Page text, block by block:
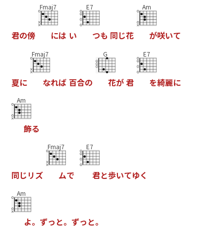
君の傍
Fmaj7
には い
E7
つも 同じ花
Am
が咲いて
夏に
Fmaj7
なれば 百合の
G
花が 君
E7
を綺麗に
Am
飾る
同じ リズ
Fmaj7
ムで
E7
君と歩いてゆく
Am
よ。 ずっ と。 ずっ と。